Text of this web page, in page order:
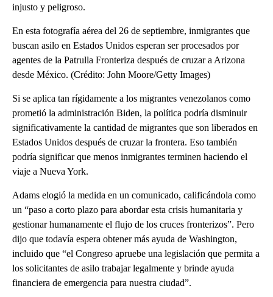
injusto y peligroso.
En esta fotografía aérea del 26 de septiembre, inmigrantes que
buscan asilo en Estados Unidos esperan ser procesados ​​por
agentes de la Patrulla Fronteriza después de cruzar a Arizona
desde México. (Crédito: John Moore/Getty Images)
Si se aplica tan rígidamente a los migrantes venezolanos como
prometió la administración Biden, la política podría disminuir
significativamente la cantidad de migrantes que son liberados en
Estados Unidos después de cruzar la frontera. Eso también
podría significar que menos inmigrantes terminen haciendo el
viaje a Nueva York.
Adams elogió la medida en un comunicado, calificándola como
un “paso a corto plazo para abordar esta crisis humanitaria y
gestionar humanamente el flujo de los cruces fronterizos”. Pero
dijo que todavía espera obtener más ayuda de Washington,
incluido que “el Congreso apruebe una legislación que permita a
los solicitantes de asilo trabajar legalmente y brinde ayuda
financiera de emergencia para nuestra ciudad”.